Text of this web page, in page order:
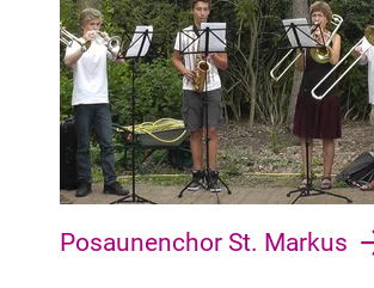
Posaunenchor St. Markus